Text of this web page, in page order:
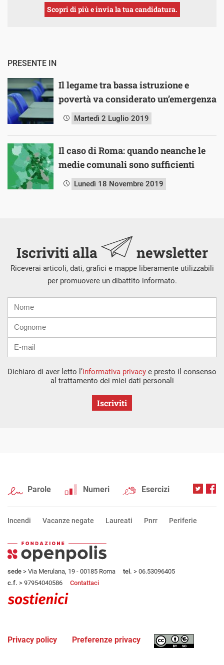
Scopri di più e invia la tua candidatura.
PRESENTE IN
Il legame tra bassa istruzione e
povertà va considerato un’emergenza
Martedì 2 Luglio 2019
Il caso di Roma: quando neanche le
medie comunali sono sufficienti
Lunedì 18 Novembre 2019
Iscriviti alla newsletter
Riceverai articoli, dati, grafici e mappe liberamente utilizzabili
per promuovere un dibattito informato.
mail
Dichiaro di aver letto l’informativa privacy e presto il consenso
al trattamento dei miei dati personali
Iscriviti
Parole Numeri Esercizi
Incendi Vacanze negate Laureati Pnrr Periferie
sede > Via Merulana, 19 - 00185 Roma tel. > 06.53096405
c.f. > 97954040586 Contattaci
Privacy policy Preferenze privacy